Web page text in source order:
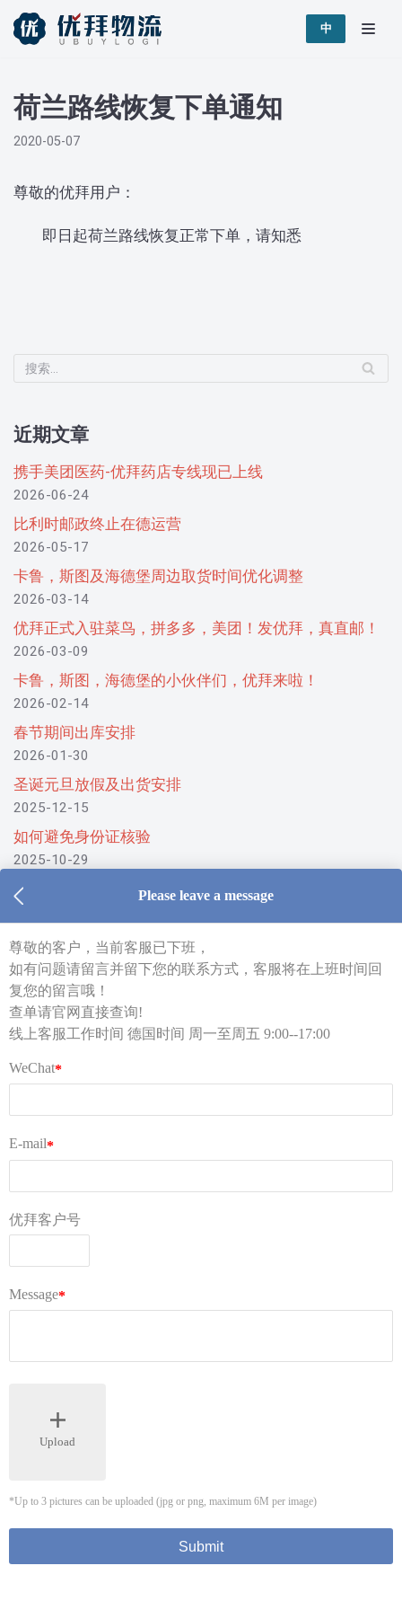
跳
至
文
中
荷兰路线恢复下单通知
2020-05-07
尊敬的优拜用户：
即日起荷兰路线恢复正常下单，请知悉
近期文章
携手美团医药-优拜药店专线现已上线
2026-06-24
比利时邮政终止在德运营
2026-05-17
卡鲁，斯图及海德堡周边取货时间优化调整
2026-03-14
优拜正式入驻菜鸟，拼多多，美团！发优拜，真直邮！
2026-03-09
卡鲁，斯图，海德堡的小伙伴们，优拜来啦！
2026-02-14
春节期间出库安排
2026-01-30
圣诞元旦放假及出货安排
2025-12-15
如何避免身份证核验
2025-10-29
助力双十一，会员有好价！两罐奶粉运费直降会员尊
2025-10-28
国庆期间出库安排
2025-09-19
仓库及线上客服工作时间 周一至周五 9:00-18:00
Tel：0213 1206 1981（德国仓库，只受理库内异常件
查询）
Tel：0155 6018 1888（只受理投诉）
财务部邮箱 fibu@ubuylogi.com
关于我们
AGB